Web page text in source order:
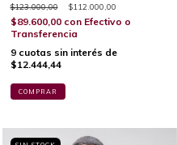
$123.000,00 $112.000,00
$89.600,00 con Efectivo o
Transferencia
9 cuotas sin interés de
$12.444,44
COMPRAR